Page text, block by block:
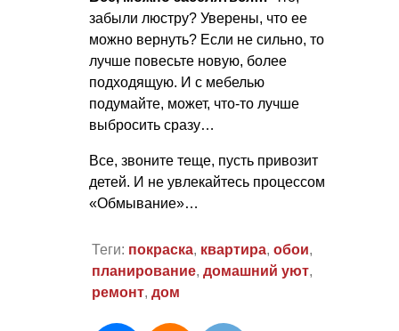
забыли люстру? Уверены, что ее
можно вернуть? Если не сильно, то
лучше повесьте новую, более
подходящую. И с мебелью
подумайте, может, что-то лучше
выбросить сразу…
Все, звоните теще, пусть привозит
детей. И не увлекайтесь процессом
«Обмывание»…
Теги: покраска, квартира, обои,
планирование, домашний уют,
ремонт, дом